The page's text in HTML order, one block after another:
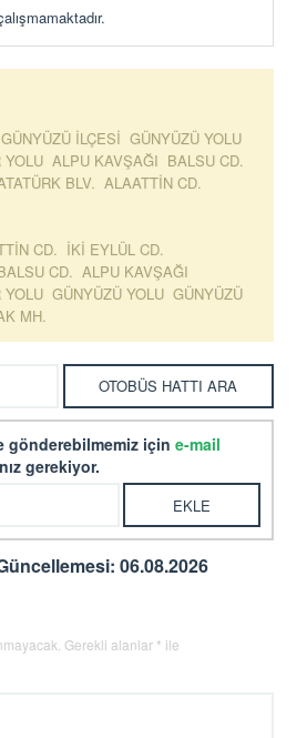
İLÇESİ GÜNYÜZÜ YOLU
YOLU ALPU KAVŞAĞI BALSU CD.
BLV. ALAATTİN CD.
CD. İKİ EYLÜL CD.
CD. ALPU KAVŞAĞI
GÜNYÜZÜ YOLU GÜNYÜZÜ
MH.
gönderebilmemiz için e-mail
gerekiyor.
06.08.2026
Gerekli alanlar * ile